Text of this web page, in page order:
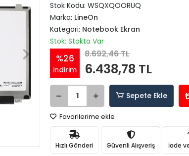
Stok Kodu: WSQXQOORUQ
Marka: LineOn
Kategori: Notebook Ekran
Stok: Stokta Var
%26
indirim
8.692,46 TL
6.438,78 TL
Sepete Ekle
Favorilerime ekle
Hızlı Gönderi Güvenli Alışveriş İade